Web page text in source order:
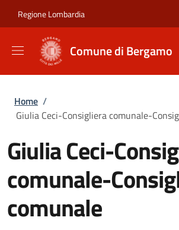
Regione Lombardia
Comune di Bergamo
Briciole di pane
Home /
Giulia Ceci-Consigliera comunale-
Giulia Ceci-
comunale-
comunale